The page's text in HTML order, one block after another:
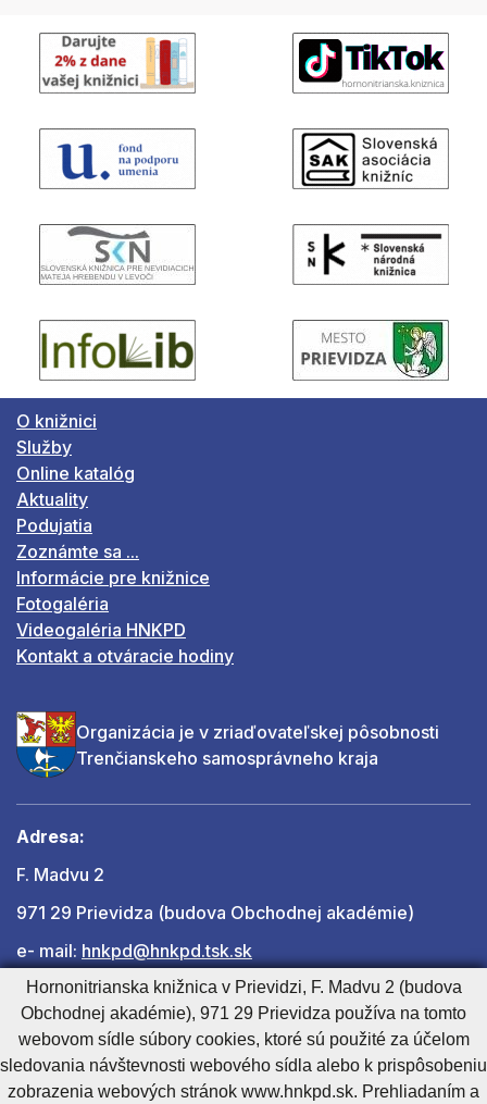
O knižnici
Služby
Online katalóg
Aktuality
Podujatia
Zoznámte sa ...
Informácie pre knižnice
Fotogaléria
Videogaléria HNKPD
Kontakt a otváracie hodiny
Organizácia je v zriaďovateľskej pôsobnosti
Trenčianskeho samosprávneho kraja
Adresa:
F. Madvu 2
971 29 Prievidza (budova Obchodnej akadémie)
e- mail: hnkpd@hnkpd.tsk.sk
Ďalšie kontakty
Cookies nastavenieCookies - viac informáciíVyhlásenie o prístupnosti
Hornonitrianska knižnica v Prievidzi, F. Madvu 2 (budova
Obchodnej akadémie), 971 29 Prievidza používa na tomto
webovom sídle súbory cookies, ktoré sú použité za účelom
sledovania návštevnosti webového sídla alebo k prispôsobeniu
zobrazenia webových stránok www.hnkpd.sk. Prehliadaním a